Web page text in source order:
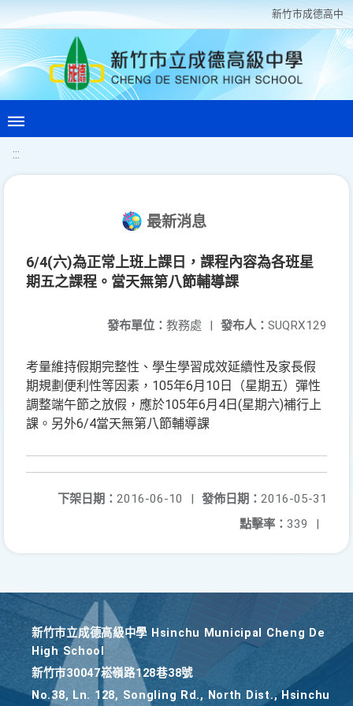
新竹巿成德高中
:::
最新消息
6/4(六)為正常上班上課日，課程內容為各班星
期五之課程。當天無第八節輔導課
發布人： SUQRX129
發布單位： 教務處 |
考量維持假期完整性、學生學習成效延續性及家長假
期規劃便利性等因素，105年6月10日（星期五）彈性
調整端午節之放假，應於105年6月4日(星期六)補行上
課。另外6/4當天無第八節輔導課
發佈日期： 2016-05-31
下架日期： 2016-06-10
|
點擊率： 339 |
新竹巿立成德高級中學 Hsinchu Municipal Cheng De
High School
新竹巿30047崧嶺路128巷38號
No.38, Ln. 128, Songling Rd., North Dist., Hsinchu